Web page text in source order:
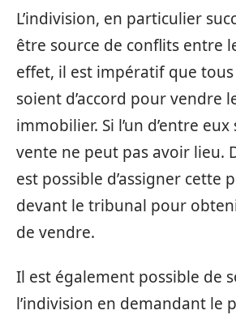
L’indivision, en particulier
être source de conflits entre
effet, il est impératif que
soient d’accord pour vendre
immobilier. Si l’un d’entre eux
vente ne peut pas avoir lieu.
est possible d’assigner cette
devant le tribunal pour
de vendre.
Il est également possible de
l’indivision en demandant le